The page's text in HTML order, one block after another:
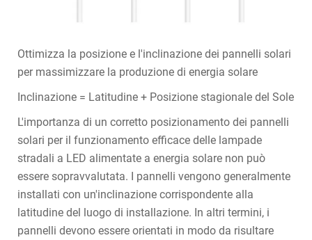
Ottimizza la posizione e l'inclinazione dei pannelli solari
per massimizzare la produzione di energia solare
Inclinazione = Latitudine + Posizione stagionale del Sole
L'importanza di un corretto posizionamento dei pannelli
solari per il funzionamento efficace delle lampade
stradali a LED alimentate a energia solare non può
essere sopravvalutata. I pannelli vengono generalmente
installati con un'inclinazione corrispondente alla
latitudine del luogo di installazione. In altri termini, i
pannelli devono essere orientati in modo da risultare